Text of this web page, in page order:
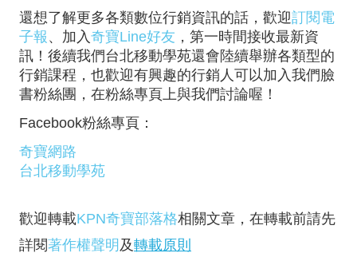
還想了解更多各類數位行銷資訊的話，歡迎訂閱電
子報 、加入奇寶Line好友 ，第一時間接收最新資
訊！後續我們台北移動學苑還會陸續舉辦各類型的
行銷課程，也歡迎有興趣的行銷人可以加入我們臉
書粉絲團，在粉絲專頁上與我們討論喔！
Facebook粉絲專頁：
奇寶網路
台北移動學苑
歡迎轉載KPN奇寶部落格相關文章，在轉載前請先
詳閱著作權聲明 及轉載原則